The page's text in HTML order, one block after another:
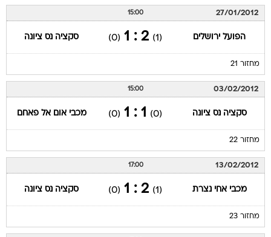
27/01/2012
15:00
הפועל ירושלים (1)
2 : 1
(0) סקציה נס ציונה
מחזור 21
03/02/2012
15:00
סקציה נס ציונה (0)
1 : 1
(0) מכבי אום אל פאחם
מחזור 22
13/02/2012
17:00
מכבי אחי נצרת (1)
2 : 1
(0) סקציה נס ציונה
מחזור 23